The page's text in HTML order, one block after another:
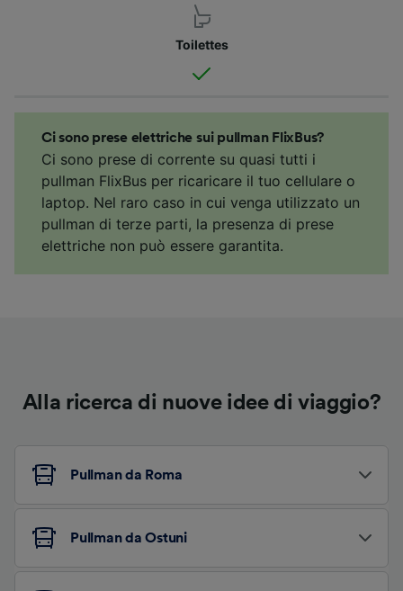
Toilettes
Ci sono prese elettriche sui pullman FlixBus?
Ci sono prese di corrente su quasi tutti i
pullman FlixBus per ricaricare il tuo cellulare o
laptop. Nel raro caso in cui venga utilizzato un
pullman di terze parti, la presenza di prese
elettriche non può essere garantita.
Alla ricerca di nuove idee di viaggio?
Pullman da Roma
Pullman da Ostuni